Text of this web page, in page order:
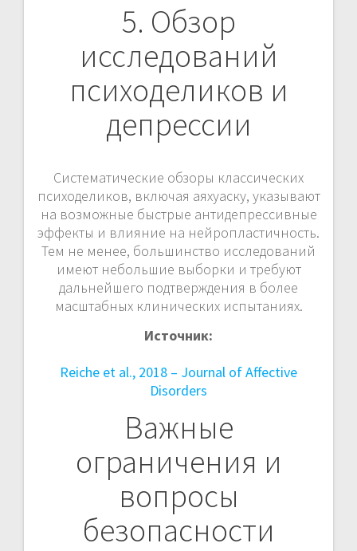
5. Обзор
исследований
психоделиков и
депрессии
Систематические обзоры классических
психоделиков, включая аяхуаску, указывают
на возможные быстрые антидепрессивные
эффекты и влияние на нейропластичность.
Тем не менее, большинство исследований
имеют небольшие выборки и требуют
дальнейшего подтверждения в более
масштабных клинических испытаниях.
Источник:
Reiche et al., 2018 – Journal of Affective
Disorders
Важные
ограничения и
вопросы
безопасности